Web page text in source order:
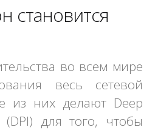
становится
во всем мире
весь сетевой
из них делают Deep
(DPI) для того, чтобы